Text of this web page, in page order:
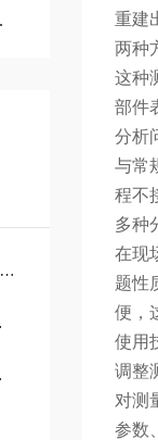
重建
两种
这种
部件
分析
与常
程不
多种
在现
题性
便，
使用
调整
对测
参数